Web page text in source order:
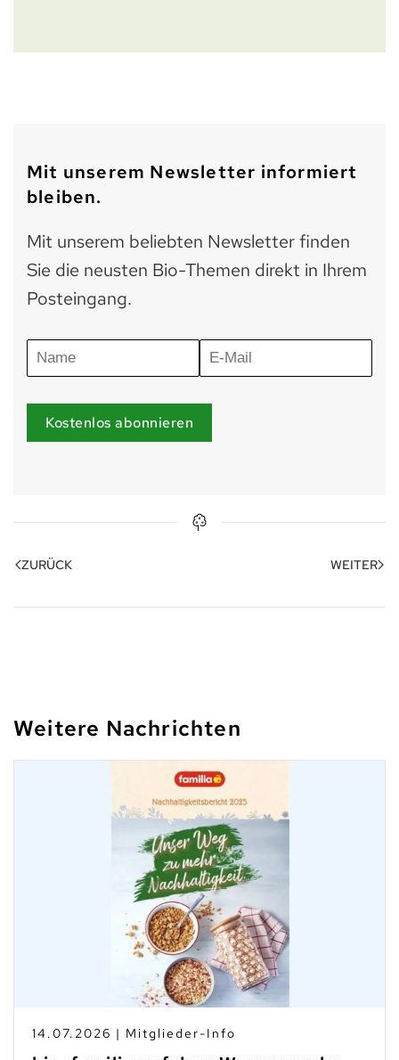
Mit unserem Newsletter informiert
bleiben.
Mit unserem beliebten Newsletter finden
Sie die neusten Bio-Themen direkt in Ihrem
Posteingang.
Kostenlos abonnieren
ZURÜCK WEITER
Weitere Nachrichten
10.07.2026 | Branchen-News